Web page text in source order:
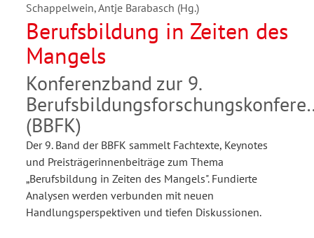
Schappelwein, Antje Barabasch (Hg.)
Berufsbildung in Zeiten des
Mangels
Konferenzband zur 9.
(BBFK)
Der 9. Band der BBFK sammelt Fachtexte, Keynotes
und Preisträgerinnenbeiträge zum Thema
„Berufsbildung in Zeiten des Mangels". Fundierte
Analysen werden verbunden mit neuen
Handlungsperspektiven und tiefen Diskussionen.